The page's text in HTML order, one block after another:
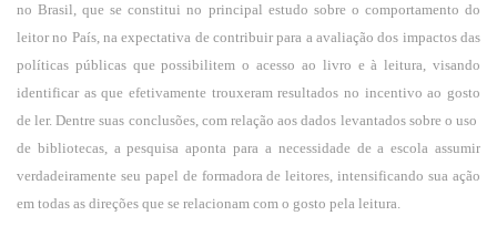
no Brasil, que se constitui no principal estudo sobre o comportamento do
leitor no País, na expectativa de contribuir para a avaliação dos impactos das
políticas públicas que possibilitem o acesso ao livro e à leitura, visando
identificar as que efetivamente trouxeram resultados no incentivo ao gosto
de ler. Dentre suas conclusões, com relação aos dados levantados sobre o uso
de bibliotecas, a pesquisa aponta para a necessidade de a escola assumir
verdadeiramente seu papel de formadora de leitores, intensificando sua ação
em todas as direções que se relacionam com o gosto pela leitura.